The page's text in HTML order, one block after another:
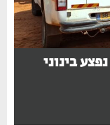
בינוני